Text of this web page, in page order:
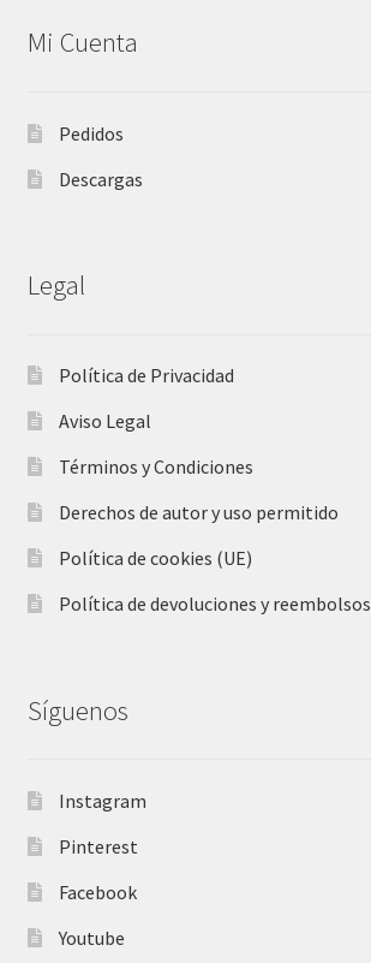
Mi Cuenta
Pedidos
Descargas
Legal
Política de Privacidad
Aviso Legal
Términos y Condiciones
Derechos de autor y uso permitido
Política de cookies (UE)
Política de devoluciones y reembolsos
Síguenos
Instagram
Pinterest
Facebook
Youtube